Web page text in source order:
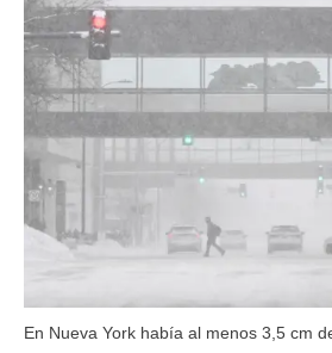
En Nueva York había al menos 3,5 cm